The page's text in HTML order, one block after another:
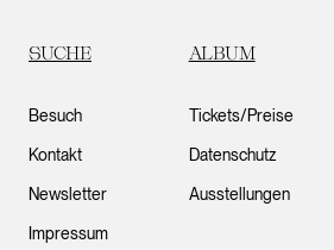
SUCHE ALBUM
Besuch
Kontakt
Newsletter
Impressum
Tickets/Preise
Datenschutz
Ausstellungen